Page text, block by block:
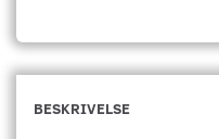
BESKRIVELSE